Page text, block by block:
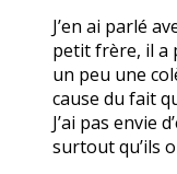
J’en ai parlé
petit frère, il a
un peu une
cause du fait
J’ai pas envie
surtout qu’ils